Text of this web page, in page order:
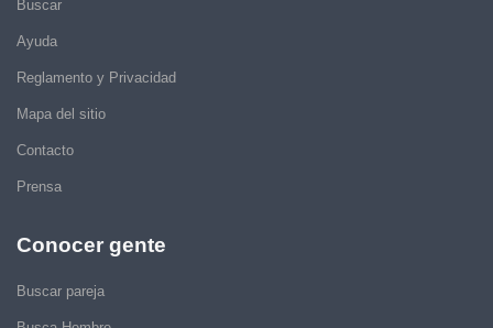
Buscar
Ayuda
Reglamento y Privacidad
Mapa del sitio
Contacto
Prensa
Conocer gente
Buscar pareja